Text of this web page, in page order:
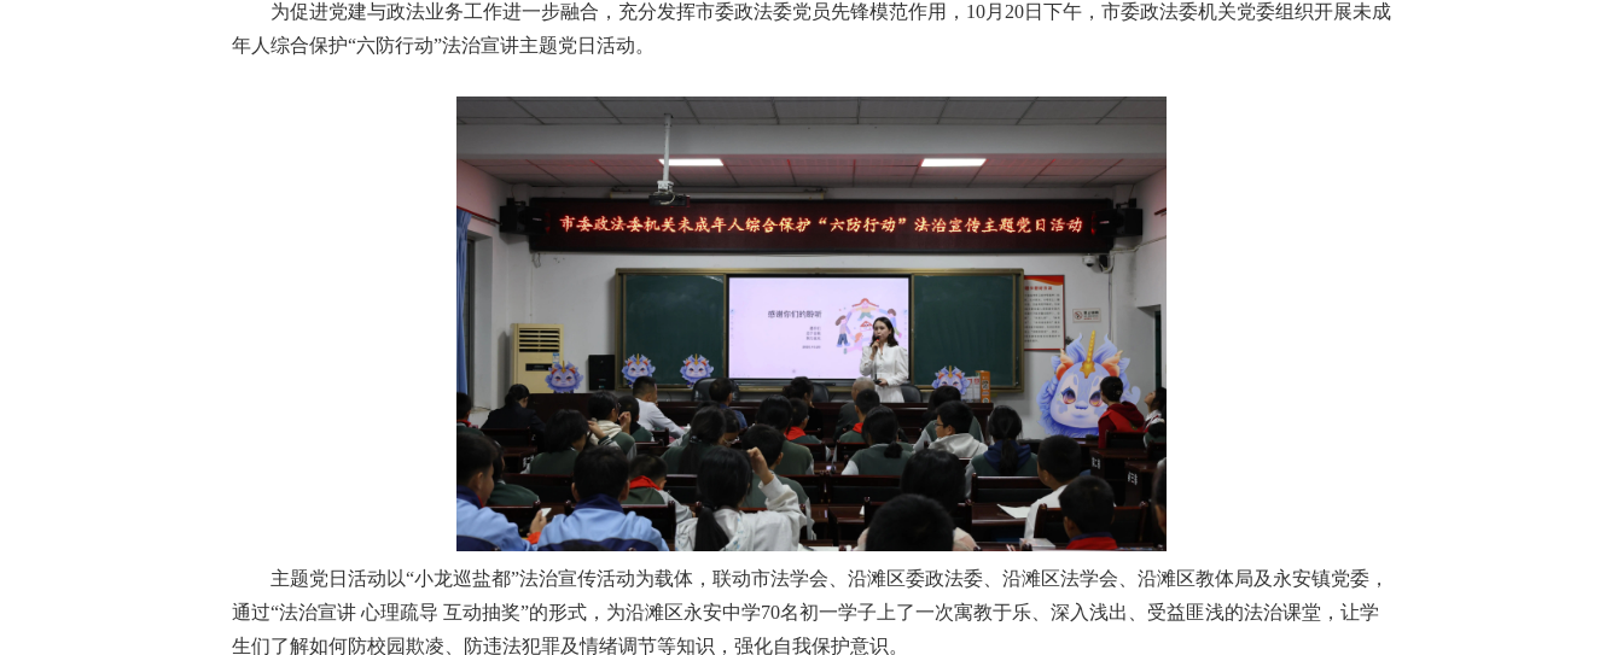
为促进党建与政法业务工作进一步融合，充分发挥市委政法委党员先锋模范作用，10月20日下午，市委政法委机关党委组织开展未成
年人综合保护“六防行动”法治宣讲主题党日活动。
主题党日活动以“小龙巡盐都”法治宣传活动为载体，联动市法学会、沿滩区委政法委、沿滩区法学会、沿滩区教体局及永安镇党委，
通过“法治宣讲 心理疏导 互动抽奖”的形式，为沿滩区永安中学70名初一学子上了一次寓教于乐、深入浅出、受益匪浅的法治课堂，让学
生们了解如何防校园欺凌、防违法犯罪及情绪调节等知识，强化自我保护意识。